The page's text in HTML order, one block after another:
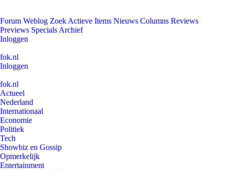
Forum Weblog Zoek Actieve Items Nieuws Columns Reviews
Previews Specials Archief
Inloggen
fok.nl
Inloggen
fok.nl
Actueel
Nederland
Internationaal
Economie
Politiek
Tech
Showbiz en Gossip
Opmerkelijk
Entertainment